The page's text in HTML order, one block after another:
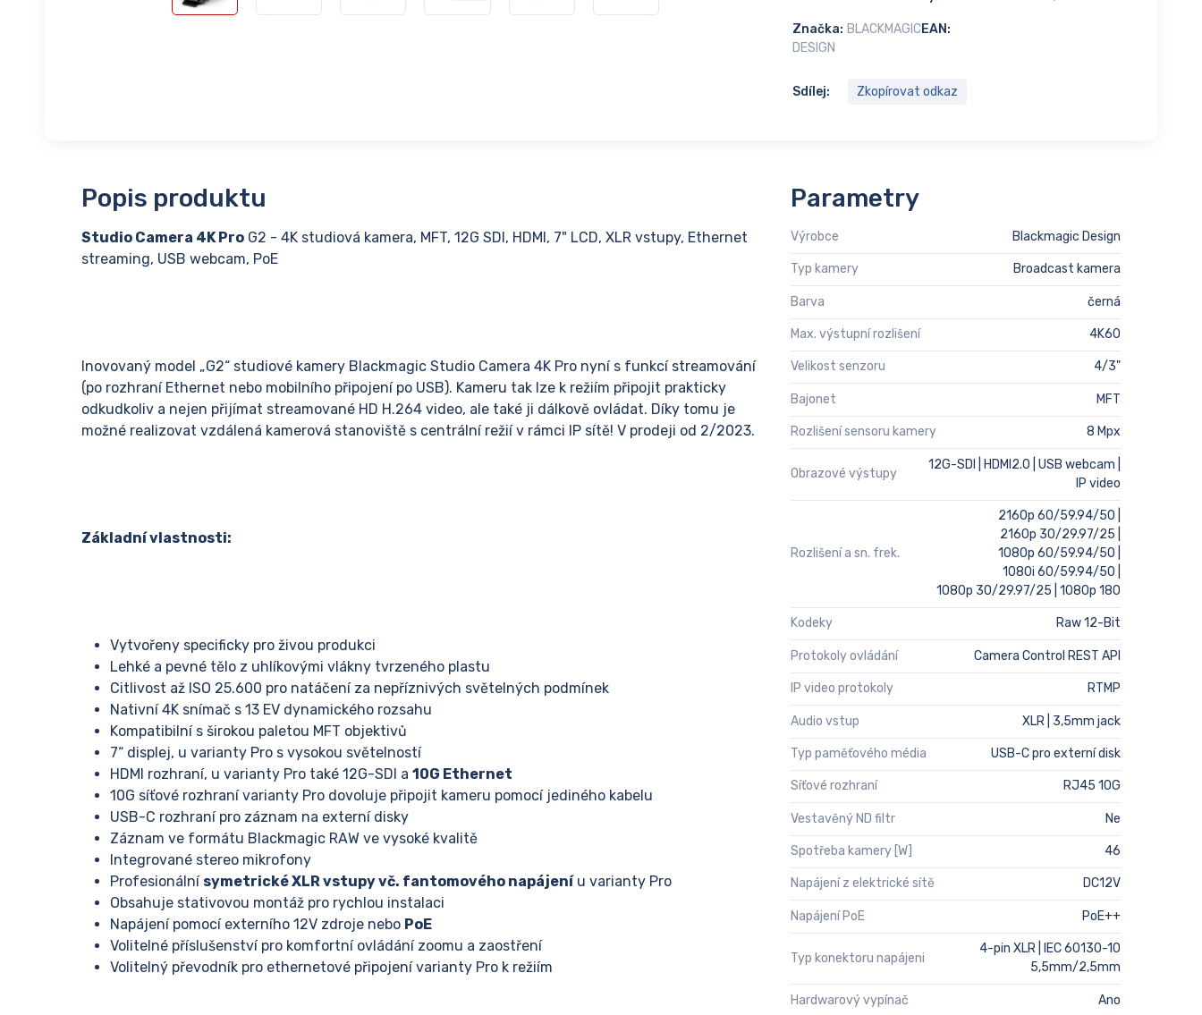
EAN:
Značka: BLACKMAGIC
DESIGN
Sdílej: Zkopírovat odkaz
Popis produktu
Studio Camera 4K Pro G2 - 4K studiová kamera, MFT, 12G SDI, HDMI, 7" LCD, XLR vstupy, Ethernet
streaming, USB webcam, PoE
Inovovaný model „G2“ studiové kamery Blackmagic Studio Camera 4K Pro nyní s funkcí streamování
(po rozhraní Ethernet nebo mobilního připojení po USB). Kameru tak lze k režiím připojit prakticky
odkudkoliv a nejen přijímat streamované HD H.264 video, ale také ji dálkově ovládat. Díky tomu je
možné realizovat vzdálená kamerová stanoviště s centrální režií v rámci IP sítě! V prodeji od 2/2023.
Základní vlastnosti:
Vytvořeny specificky pro živou produkci
Lehké a pevné tělo z uhlíkovými vlákny tvrzeného plastu
Citlivost až ISO 25.600 pro natáčení za nepříznivých světelných podmínek
Nativní 4K snímač s 13 EV dynamického rozsahu
Kompatibilní s širokou paletou MFT objektivů
7“ displej, u varianty Pro s vysokou světelností
HDMI rozhraní, u varianty Pro také 12G-SDI a 10G Ethernet
10G síťové rozhraní varianty Pro dovoluje připojit kameru pomocí jediného kabelu
USB-C rozhraní pro záznam na externí disky
Záznam ve formátu Blackmagic RAW ve vysoké kvalitě
Integrované stereo mikrofony
Profesionální symetrické XLR vstupy vč. fantomového napájeníu varianty Pro
Obsahuje stativovou montáž pro rychlou instalaci
Napájení pomocí externího 12V zdroje nebo PoE
Volitelné příslušenství pro komfortní ovládání zoomu a zaostření
Volitelný převodník pro ethernetové připojení varianty Pro k režiím
Parametry
Výrobce Blackmagic Design
Typ kamery Broadcast kamera
Barva černá
Max. výstupní rozlišení 4K60
Velikost senzoru 4/3"
Bajonet MFT
Rozlišení sensoru kamery 8 Mpx
Obrazové výstupy
12G-SDI | HDMI2.0 | USB webcam |
IP video
Rozlišení a sn. frek.
2160p 60/59.94/50 |
2160p 30/29.97/25 |
1080p 60/59.94/50 |
1080i 60/59.94/50 |
1080p 30/29.97/25 | 1080p 180
Kodeky Raw 12-Bit
Protokoly ovládání Camera Control REST API
IP video protokoly RTMP
Audio vstup XLR | 3,5mm jack
Typ paměťového média USB-C pro externí disk
Síťové rozhraní RJ45 10G
Vestavěný ND filtr Ne
Spotřeba kamery [W] 46
Napájení z elektrické sítě DC12V
Napájení PoE PoE++
Typ konektoru napájeni
4-pin XLR | IEC 60130-10
5,5mm/2,5mm
Hardwarový vypínač Ano